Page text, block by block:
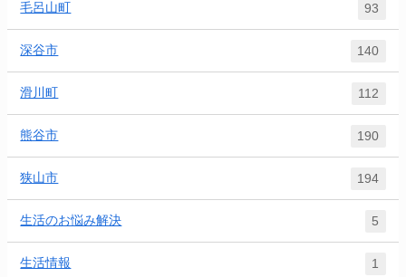
毛呂山町 93
深谷市 140
滑川町 112
熊谷市 190
狭山市 194
生活のお悩み解決 5
生活情報 1